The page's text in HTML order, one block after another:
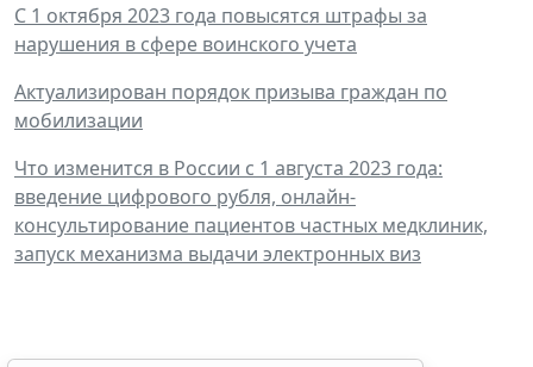
С 1 октября 2023 года повысятся штрафы за
нарушения в сфере воинского учета
Актуализирован порядок призыва граждан по
мобилизации
Что изменится в России с 1 августа 2023 года:
введение цифрового рубля, онлайн-
консультирование пациентов частных медклиник,
запуск механизма выдачи электронных виз